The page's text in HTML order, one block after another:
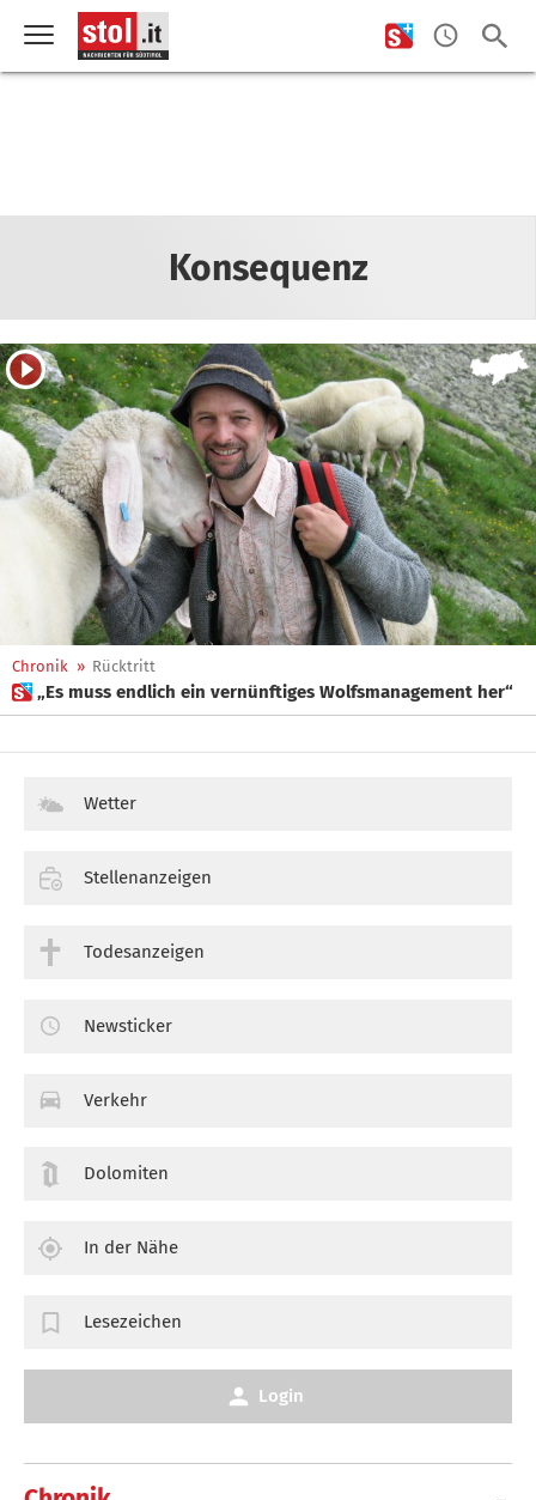
Konsequenz
Chronik » Rücktritt
 „Es muss endlich ein vernünftiges Wolfsmanagement her“
Wetter
Stellenanzeigen
Todesanzeigen
Newsticker
Verkehr
Dolomiten
In der Nähe
Lesezeichen
Login